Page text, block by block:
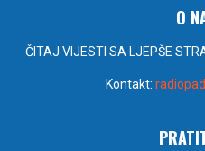
O
ČITAJ VIJESTI SA LJEPŠE
Kontakt: